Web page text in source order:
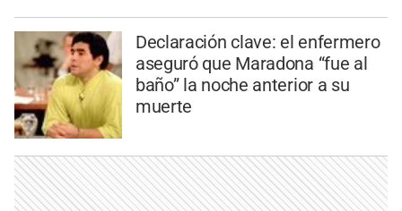
Declaración clave: el enfermero
aseguró que Maradona “fue al
baño” la noche anterior a su
muerte